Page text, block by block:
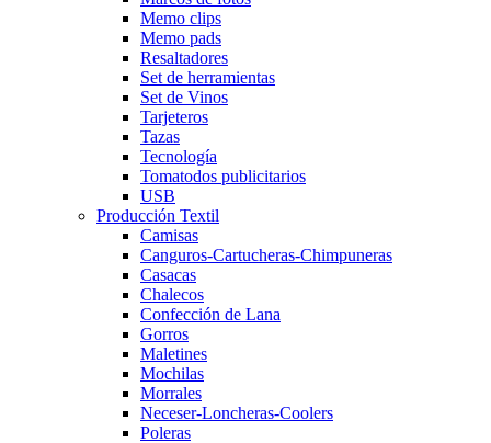
Memo clips
Memo pads
Resaltadores
Set de herramientas
Set de Vinos
Tarjeteros
Tazas
Tecnología
Tomatodos publicitarios
USB
Producción Textil
Camisas
Canguros-Cartucheras-Chimpuneras
Casacas
Chalecos
Confección de Lana
Gorros
Maletines
Mochilas
Morrales
Neceser-Loncheras-Coolers
Poleras